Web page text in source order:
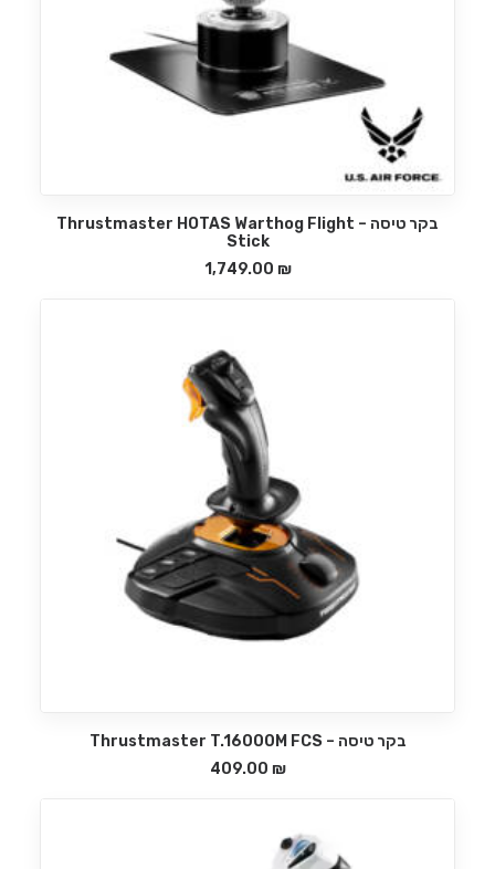
הוספה לסל
בקר טיסה – Thrustmaster HOTAS Warthog Flight
Stick
1,749.00 ₪
בקר טיסה – Thrustmaster T.16000M FCS
409.00 ₪